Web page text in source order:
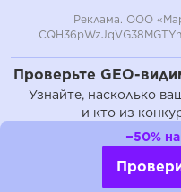
Проверьте GEO-
Узнайте, насколько
и кто из
Реклама. ООО
−50%